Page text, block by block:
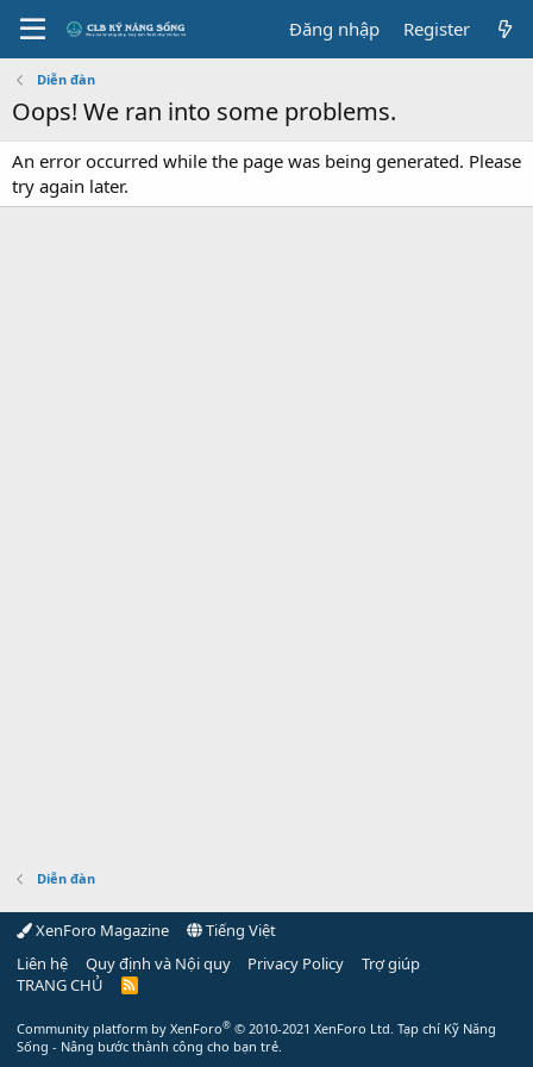
Đăng nhập Register
Diễn đàn
Oops! We ran into some problems.
An error occurred while the page was being generated. Please
try again later.
Diễn đàn
XenForo Magazine
Tiếng Việt
Liên hệ
Quy định và Nội quy Privacy Policy
Trợ giúp
TRANG CHỦ
R
Community platform by XenForo® © 2010-2021 XenForo Ltd. Tạp chí Kỹ Năng
Sống - Nâng bước thành công cho bạn trẻ.